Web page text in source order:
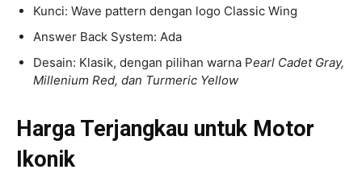
Kunci: Wave pattern dengan logo Classic Wing
Answer Back System: Ada
Desain: Klasik, dengan pilihan warna Pearl Cadet Gray,
Millenium Red, dan Turmeric Yellow
Harga Terjangkau untuk Motor
Ikonik